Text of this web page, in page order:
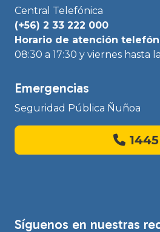
Central Telefónica
(+56) 2 33 222 000
Horario de atención
08:30 a 17:30 y viernes hasta
Emergencias
Seguridad Pública Ñuñoa
1445
Síguenos en nuestras